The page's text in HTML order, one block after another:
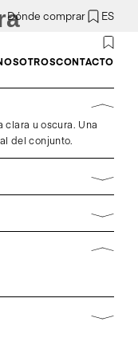
Dónde comprar ES
CONTACTO
clara u oscura. Una
del conjunto.